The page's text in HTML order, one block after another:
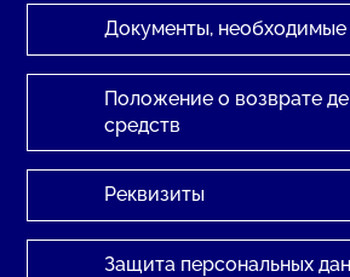
Документы, необходимые
Положение о возврате
средств
Реквизиты
Защита персональных